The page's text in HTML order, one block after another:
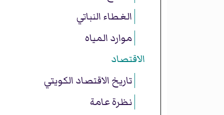
الغطاء النباتي
موارد المياه
الاقتصاد
تاريخ الاقتصاد الكويتي
نظرة عامة